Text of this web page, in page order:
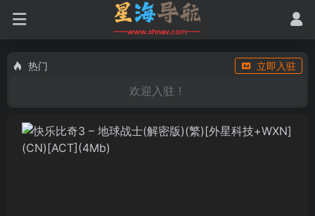
热门 立即入驻
欢迎入驻！